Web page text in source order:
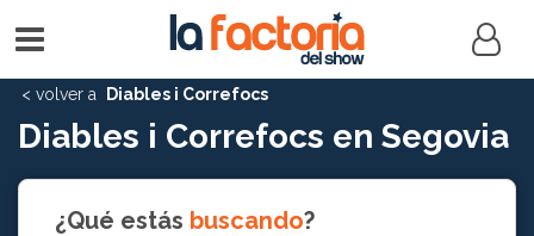
Menú
principal
Acceso
Diables i Correfocs
¿Qué estás buscando?
Diables i Correfocs en Segovia